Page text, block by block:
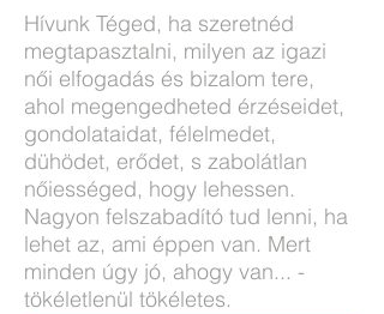
Hívunk Téged, ha szeretnéd
megtapasztalni, milyen az igazi
női elfogadás és bizalom tere,
ahol megengedheted érzéseidet,
gondolataidat, félelmedet,
dühödet, erődet, s zabolátlan
nőiességed, hogy lehessen.
Nagyon felszabadító tud lenni, ha
lehet az, ami éppen van. Mert
minden úgy jó, ahogy van... -
tökéletlenül tökéletes.